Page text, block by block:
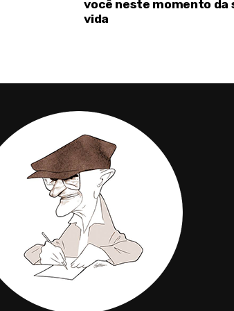
você neste momento da
vida